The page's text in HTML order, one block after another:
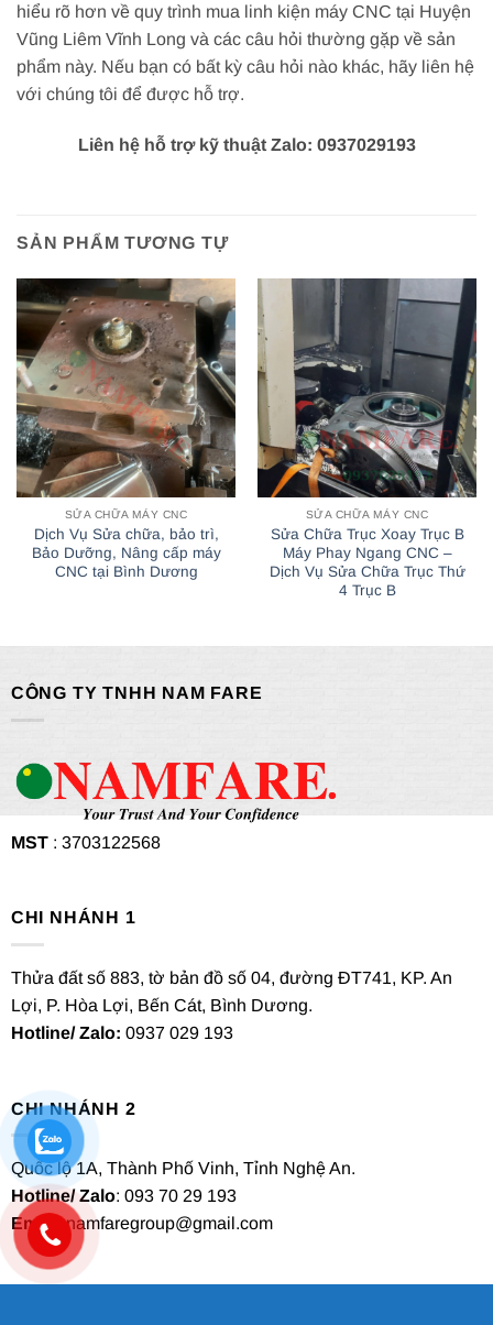
hiểu rõ hơn về quy trình mua linh kiện máy CNC tại Huyện
Vũng Liêm Vĩnh Long và các câu hỏi thường gặp về sản
phẩm này. Nếu bạn có bất kỳ câu hỏi nào khác, hãy liên hệ
với chúng tôi để được hỗ trợ.
Liên hệ hỗ trợ kỹ thuật Zalo: 0937029193
SẢN PHẨM TƯƠNG TỰ
SỬA CHỮA MÁY CNC
Dịch Vụ Sửa chữa, bảo trì,
Bảo Dưỡng, Nâng cấp máy
CNC tại Bình Dương
SỬA CHỮA MÁY CNC
Sửa Chữa Trục Xoay Trục B
Máy Phay Ngang CNC –
Dịch Vụ Sửa Chữa Trục Thứ
4 Trục B
CÔNG TY TNHH NAM FARE
MST: 3703122568
CHI NHÁNH 1
Thửa đất số 883, tờ bản đồ số 04, đường ĐT741, KP. An
Lợi, P. Hòa Lợi, Bến Cát, Bình Dương.
Hotline/ Zalo: 0937 029 193
CHI NHÁNH 2
Quốc lộ 1A, Thành Phố Vinh, Tỉnh Nghệ An.
Hotline/ Zalo: 093 70 29 193
Email
: namfaregroup@gmail.com